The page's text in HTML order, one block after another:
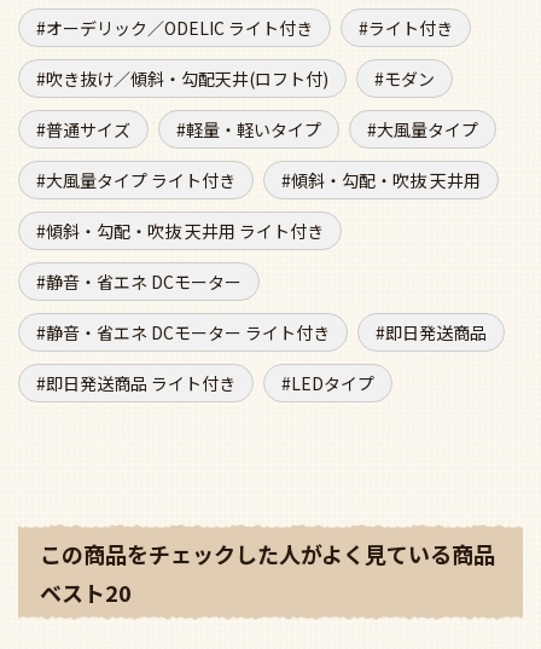
オーデリック／ODELIC ライト付き ライト付き
吹き抜け／傾斜・勾配天井(ロフト付) モダン
普通サイズ 軽量・軽いタイプ 大風量タイプ
大風量タイプ ライト付き 傾斜・勾配・吹抜 天井用
傾斜・勾配・吹抜 天井用 ライト付き
静音・省エネ DCモーター
静音・省エネ DCモーター ライト付き 即日発送商品
即日発送商品 ライト付き LEDタイプ
この商品をチェックした人がよく見ている商品
ベスト20